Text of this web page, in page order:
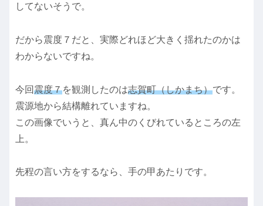
してないそうで。
だから震度７だと、実際どれほど大きく揺れたのかは
わからないですね。
今回震度７を観測したのは志賀町（しかまち）です。
震源地から結構離れていますね。
この画像でいうと、真ん中のくびれているところの左
上。
先程の言い方をするなら、手の甲あたりです。